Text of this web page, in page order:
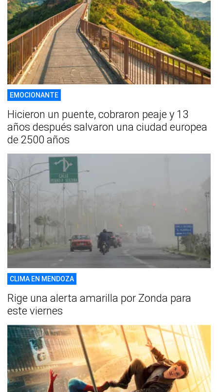
EMOCIONANTE
Hicieron un puente, cobraron peaje y 13
años después salvaron una ciudad europea
de 2500 años
CLIMA EN MENDOZA
Rige una alerta amarilla por Zonda para
este viernes